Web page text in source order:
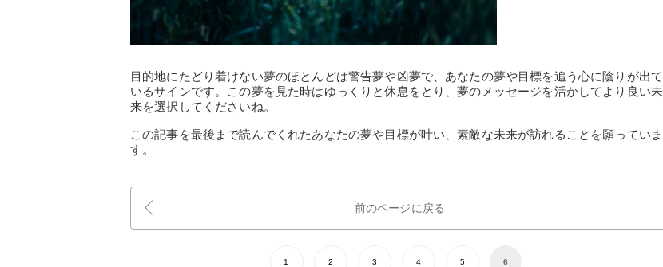
目的地にたどり着けない夢のほとんどは警告夢や凶夢で、あなたの夢や目標を追う心に陰りが出て
いるサインです。この夢を見た時はゆっくりと休息をとり、夢のメッセージを活かしてより良い未
来を選択してくださいね。
この記事を最後まで読んでくれたあなたの夢や目標が叶い、素敵な未来が訪れることを願っていま
す。
前のページに戻る
1 2 3 4 5 6